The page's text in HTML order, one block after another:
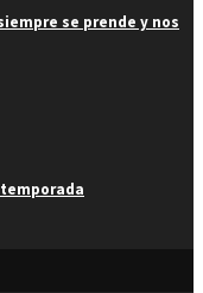
se prende y nos